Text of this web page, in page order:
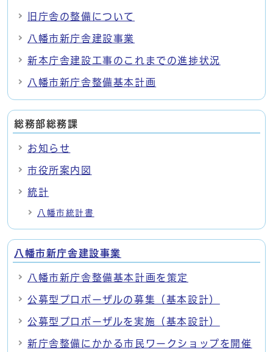
旧庁舎の整備について
八幡市新庁舎建設事業
新本庁舎建設工事のこれまでの進捗状況
八幡市新庁舎整備基本計画
総務部総務課
お知らせ
市役所案内図
統計
八幡市統計書
八幡市新庁舎建設事業
八幡市新庁舎整備基本計画を策定
公募型プロポーザルの募集（基本設計）
公募型プロポーザルを実施（基本設計）
新庁舎整備にかかる市民ワークショップを開催